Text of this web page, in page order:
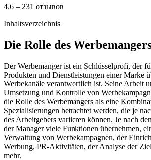
4.6 – 231 отзывов
Inhaltsverzeichnis
Die Rolle des Werbemangers
Der Werbemanger ist ein Schlüsselprofi, der
Produkten und Dienstleistungen einer Marke
Werbekanäle verantwortlich ist. Seine Arbeit
Umsetzung und Kontrolle von
die Rolle des Werbemangers als eine
Spezialisierungen betrachtet werden, die je
des Arbeitgebers variieren können. Je nach
der Manager viele Funktionen übernehmen,
Verwaltung von Werbekampagnen, der
Werbung, PR-Aktivitäten, der Analyse der
mehr.